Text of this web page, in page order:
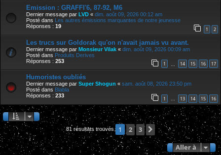
Emission : GRAFFI'6, 87-92, M6
Dernier message par LVD « dim. août 09, 2026 00:12 am
Posté dans Les autres émissions marquantes de notre jeunesse
Réponses : 19 1 2
Les trucs sur Goldorak qu'on n'avait jamais vu avant.
Dernier message par Monsieur Vilak « dim. août 09, 2026 00:09 am
Posté dans Produits Derives
Réponses : 253 1 14 15 16 17
Humoristes oubliés
Dernier message par Super Shogun « sam. août 08, 2026 23:50 pm
Posté dans Blabla
Réponses : 233 1 … 13 14 15 16
81 résultats trouvés 1 2 3
Suivante
Aller à